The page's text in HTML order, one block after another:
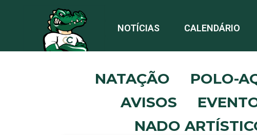
NOTÍCIAS CALENDÁRIO
NATAÇÃO POLO-
AVISOS
NADO